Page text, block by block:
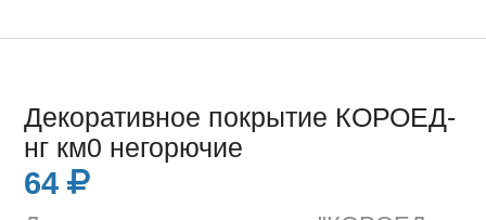
Декоративное покрытие КОРОЕД-
нг км0 негорючие
64